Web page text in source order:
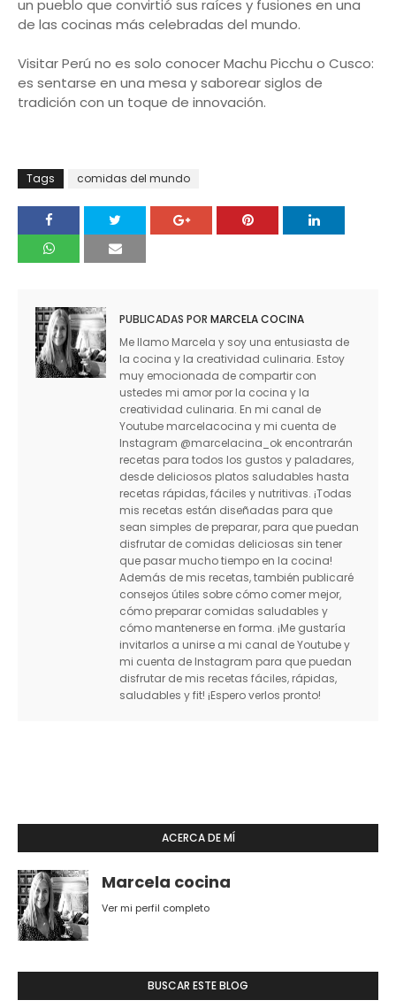
un pueblo que convirtió sus raíces y fusiones en una
de las cocinas más celebradas del mundo.
Visitar Perú no es solo conocer Machu Picchu o Cusco:
es sentarse en una mesa y saborear siglos de
tradición con un toque de innovación.
Tags comidas del mundo
PUBLICADAS POR MARCELA COCINA
Me llamo Marcela y soy una entusiasta de
la cocina y la creatividad culinaria. Estoy
muy emocionada de compartir con
ustedes mi amor por la cocina y la
creatividad culinaria. En mi canal de
Youtube marcelacocina y mi cuenta de
Instagram @marcelacina_ok encontrarán
recetas para todos los gustos y paladares,
desde deliciosos platos saludables hasta
recetas rápidas, fáciles y nutritivas. ¡Todas
mis recetas están diseñadas para que
sean simples de preparar, para que puedan
disfrutar de comidas deliciosas sin tener
que pasar mucho tiempo en la cocina!
Además de mis recetas, también publicaré
consejos útiles sobre cómo comer mejor,
cómo preparar comidas saludables y
cómo mantenerse en forma. ¡Me gustaría
invitarlos a unirse a mi canal de Youtube y
mi cuenta de Instagram para que puedan
disfrutar de mis recetas fáciles, rápidas,
saludables y fit! ¡Espero verlos pronto!
ACERCA DE MÍ
Marcela cocina
Ver mi perfil completo
BUSCAR ESTE BLOG